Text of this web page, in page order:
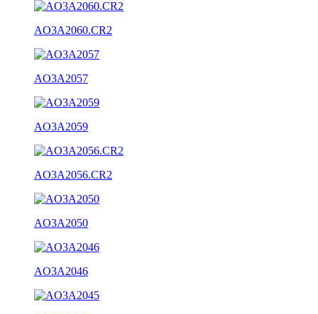
AO3A2060.CR2
AO3A2057
AO3A2059
AO3A2056.CR2
AO3A2050
AO3A2046